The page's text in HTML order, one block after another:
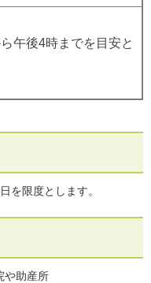
午後4時までを目安と
を限度とします。
や助産所